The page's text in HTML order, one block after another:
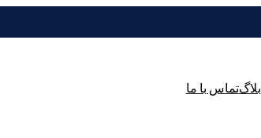
بلاگتماس با ما